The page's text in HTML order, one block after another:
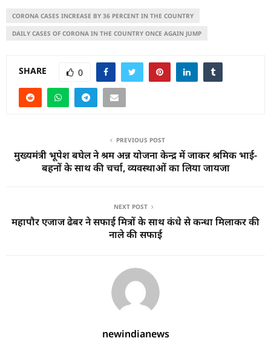
CORONA CASES INCREASE BY 36 PERCENT IN THE COUNTRY
DAILY CASES OF CORONA IN THE COUNTRY ONCE AGAIN JUMP
SHARE 0
PREVIOUS POST
मुख्यमंत्री भूपेश बघेल ने श्रम अन्न योजना केन्द्र में जाकर श्रमिक भाई-
बहनों के साथ की चर्चा, व्यवस्थाओं का लिया जायजा
NEXT POST
महापौर एजाज ढेबर ने सफाई मित्रों के साथ कंधे से कन्धा मिलाकर की
नाले की सफाई
newindianews